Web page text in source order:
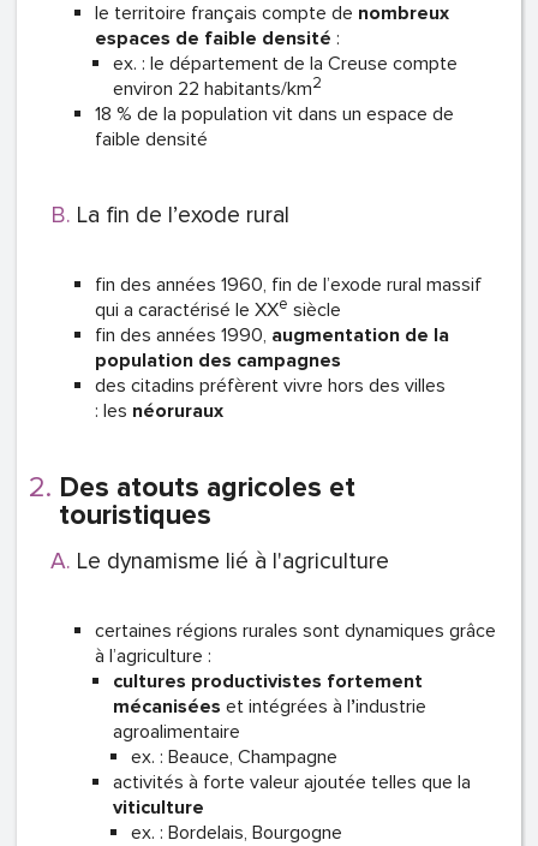
le territoire français compte de nombreux
espaces de faible densité :
ex. : le département de la Creuse compte
environ 22 habitants/km2
18 % de la population vit dans un espace de
faible densité
La fin de l’exode rural
fin des années 1960, fin de l’exode rural massif
qui a caractérisé le XXe siècle
fin des années 1990, augmentation de la
population des campagnes
des citadins préfèrent vivre hors des villes
: les néoruraux
Des atouts agricoles et
touristiques
Le dynamisme lié à l'agriculture
certaines régions rurales sont dynamiques grâce
à l’agriculture :
cultures productivistes fortement
mécanisées et intégrées à l’industrie
agroalimentaire
ex. : Beauce, Champagne
activités à forte valeur ajoutée telles que la
viticulture
ex. : Bordelais, Bourgogne